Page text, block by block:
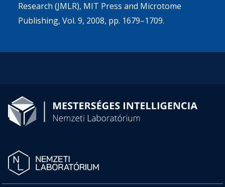
Research (JMLR), MIT Press and Microtome
Publishing, Vol. 9, 2008, pp. 1679–1709.